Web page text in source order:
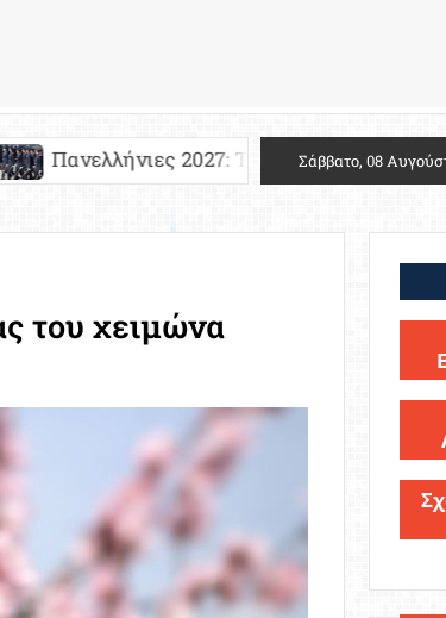
2027: Τι αλλάζει για τους υποψηφίους
Σάββατο, 08
του χειμώνα